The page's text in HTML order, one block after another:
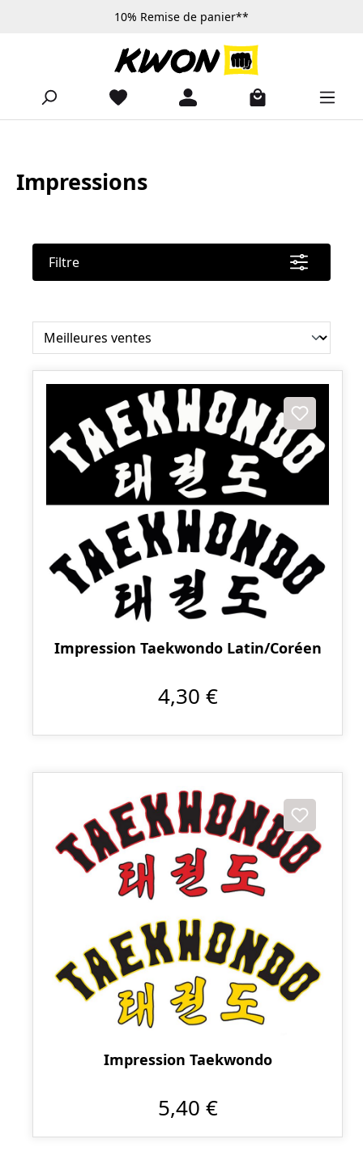
Passer au contenu principal10% Remise de panier**
Impressions
Filtre
Impression Taekwondo Latin/Coréen
4,30 €
Impression Taekwondo
5,40 €